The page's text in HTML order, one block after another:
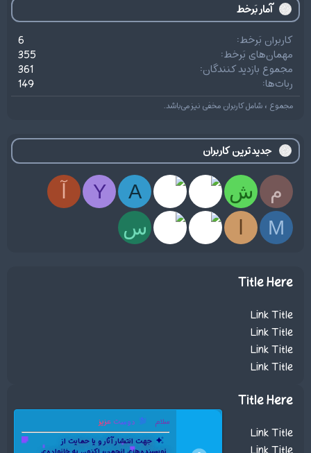
آمار بَرخط
کاربران بَرخط
6
مهمان‌های بَرخط
355
مجموع بازدید کنندگان
361
ربات‌ها
149
مجموع ، شامل کاربران مخفی نیز می‌باشد.
جدیدترین کاربران
م ش A
Y
M
س
Title Here
Link Title
Link Title
Link Title
Link Title
Title Here
Link Title
سلام
دوست عزیز
جهت انتشار آثار و یا حمایت از